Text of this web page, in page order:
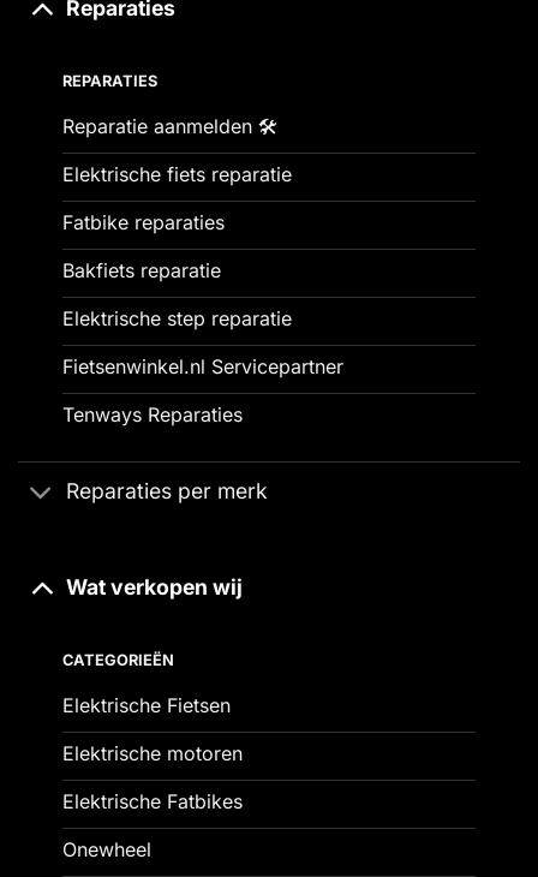
Reparaties
REPARATIES
Reparatie aanmelden 🛠️
Elektrische fiets reparatie
Fatbike reparaties
Bakfiets reparatie
Elektrische step reparatie
Fietsenwinkel.nl Servicepartner
Tenways Reparaties
Reparaties per merk
Wat verkopen wij
CATEGORIEËN
Elektrische Fietsen
Elektrische motoren
Elektrische Fatbikes
Onewheel